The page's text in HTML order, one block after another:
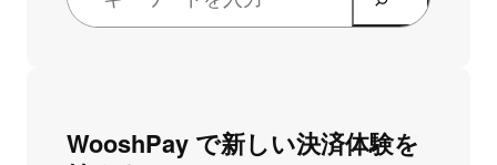
WooshPay で新しい決済体験を